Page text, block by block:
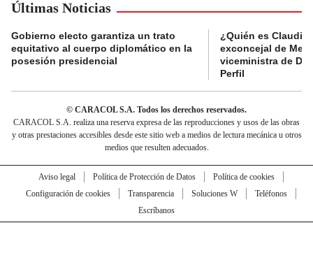
Últimas Noticias
Gobierno electo garantiza un trato
equitativo al cuerpo diplomático en la
posesión presidencial
¿Quién es Claudia
exconcejal de
viceministra de
Perfil
© CARACOL S.A. Todos los derechos reservados.
CARACOL S.A. realiza una reserva expresa de las reproducciones y usos de las obras
y otras prestaciones accesibles desde este sitio web a medios de lectura mecánica u otros
medios que resulten adecuados.
Aviso legal Política de Protección de Datos
Política de cookies
Configuración de cookies
Transparencia Soluciones W
Teléfonos
Escríbanos